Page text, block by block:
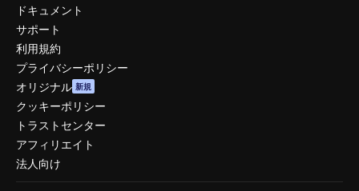
ドキュメント
サポート
利用規約
プライバシーポリシー
オリジナル 新規
クッキーポリシー
トラストセンター
アフィリエイト
法人向け